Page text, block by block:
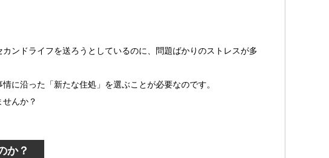
ンドライフを送ろうとしているのに、問題ばかりのストレスが多
に沿った「新たな住処」を選ぶことが必要なのです。
んか？
か？